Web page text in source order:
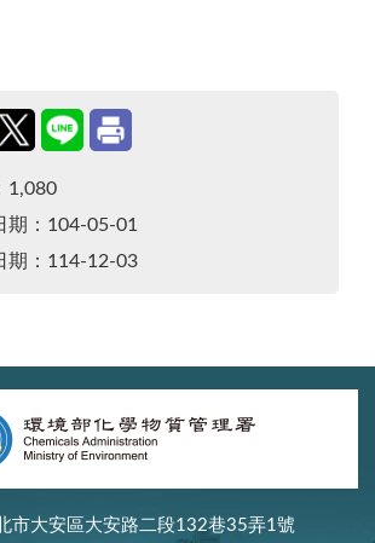
1,080
期：104-05-01
期：114-12-03
市大安區大安路二段132巷35弄1號